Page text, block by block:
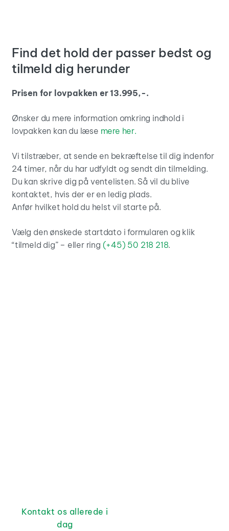
Find det hold der passer bedst og
tilmeld dig herunder
Prisen for lovpakken er 13.995,-.
Ønsker du mere information omkring indhold i
lovpakken kan du læse mere her.
Vi tilstræber, at sende en bekræftelse til dig indenfor
24 timer, når du har udfyldt og sendt din tilmelding.
Du kan skrive dig på ventelisten. Så vil du blive
kontaktet, hvis der er en ledig plads.
Anfør hvilket hold du helst vil starte på.
Vælg den ønskede startdato i formularen og klik
“tilmeld dig” – eller ring (+45) 50 218 218.
Kontakt os allerede i
dag